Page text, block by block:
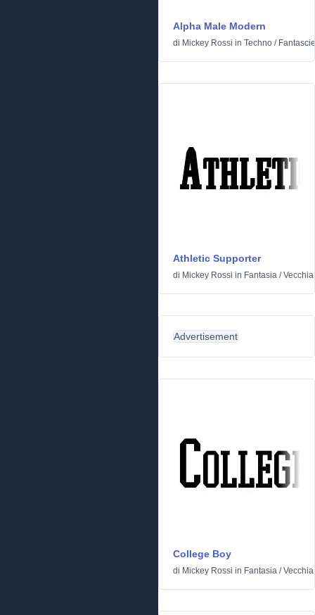
Alpha Male Modern
di Mickey Rossi in Techno /
Athletic Supporter
di Mickey Rossi in Fantasia /
Advertisement
College Boy
di Mickey Rossi in Fantasia /